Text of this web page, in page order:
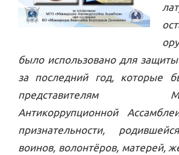
было использовано для
за последний год, которые
представителям
Антикоррупционной
признательности,
воинов, волонтёров, матерей,